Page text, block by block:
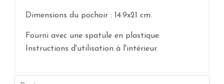
Dimensions du pochoir : 14.9x21 cm.
Fourni avec une spatule en plastique.
Instructions d'utilisation à l'intérieur.